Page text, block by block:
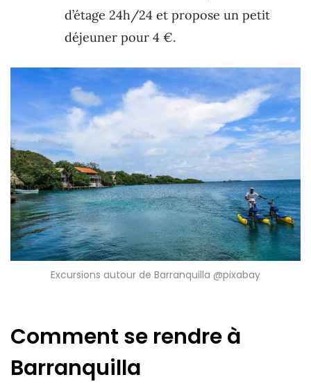
d’étage 24h/24 et propose un petit
déjeuner pour 4 €.
Excursions autour de Barranquilla @pixabay
Comment se rendre à
Barranquilla